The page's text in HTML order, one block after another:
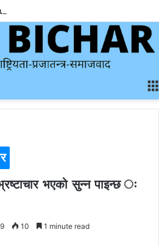
भएको सुन्न पाइन्छ ः
10 1 minute read